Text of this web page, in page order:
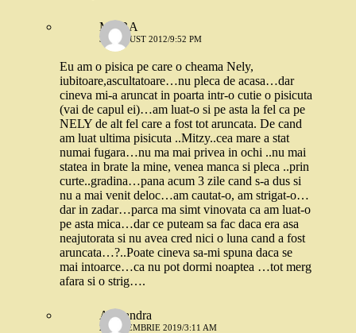
MARA
30 AUGUST 2012/9:52 PM
Eu am o pisica pe care o cheama Nely,
iubitoare,ascultatoare…nu pleca de acasa…dar
cineva mi-a aruncat in poarta intr-o cutie o pisicuta
(vai de capul ei)…am luat-o si pe asta la fel ca pe
NELY de alt fel care a fost tot aruncata. De cand
am luat ultima pisicuta ..Mitzy..cea mare a stat
numai fugara…nu ma mai privea in ochi ..nu mai
statea in brate la mine, venea manca si pleca ..prin
curte..gradina…pana acum 3 zile cand s-a dus si
nu a mai venit deloc…am cautat-o, am strigat-o…
dar in zadar…parca ma simt vinovata ca am luat-o
pe asta mica…dar ce puteam sa fac daca era asa
neajutorata si nu avea cred nici o luna cand a fost
aruncata…?..Poate cineva sa-mi spuna daca se
mai intoarce…ca nu pot dormi noaptea …tot merg
afara si o strig….
Alexandra
2 SEPTEMBRIE 2019/3:11 AM